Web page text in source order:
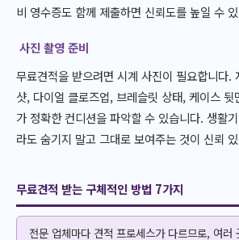
비 영수증도 함께 제출하면 신뢰도를 높일 수
사진 촬영 준비
무료견적을 받으려면 시계 사진이 필요합니다.
샷, 다이얼 클로즈업, 브레슬릿 상태, 케이스
가 정확한 컨디션을 파악할 수 있습니다. 생활
라도 숨기지 말고 그대로 보여주는 것이 신뢰
무료견적 받는 구체적인 방법 7가지
전문 업체마다 견적 프로세스가 다르므로, 여러